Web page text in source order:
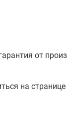
от
на странице